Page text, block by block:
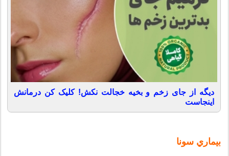
دیگه از جای زخم و بخیه خجالت نکش! کلیک کن درمانش
اینجاست
بيماري سونا